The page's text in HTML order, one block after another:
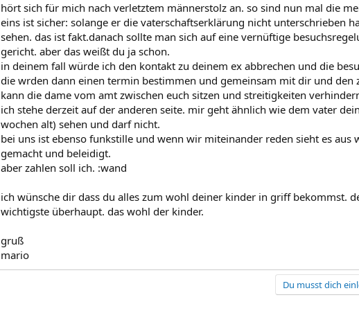
hört sich für mich nach verletztem männerstolz an. so sind nun mal die
eins ist sicher: solange er die vaterschaftserklärung nicht unterschrieben
sehen. das ist fakt.danach sollte man sich auf eine vernüftige
gericht. aber das weißt du ja schon.
in deinem fall würde ich den kontakt zu deinem ex abbrechen und die
die wrden dann einen termin bestimmen und gemeinsam mit dir und den
kann die dame vom amt zwischen euch sitzen und streitigkeiten
ich stehe derzeit auf der anderen seite. mir geht ähnlich wie dem vater
wochen alt) sehen und darf nicht.
bei uns ist ebenso funkstille und wenn wir miteinander reden sieht es aus
gemacht und beleidigt.
aber zahlen soll ich. :wand
ich wünsche dir dass du alles zum wohl deiner kinder in griff bekommst.
wichtigste überhaupt. das wohl der kinder.
gruß
mario
Du musst dich